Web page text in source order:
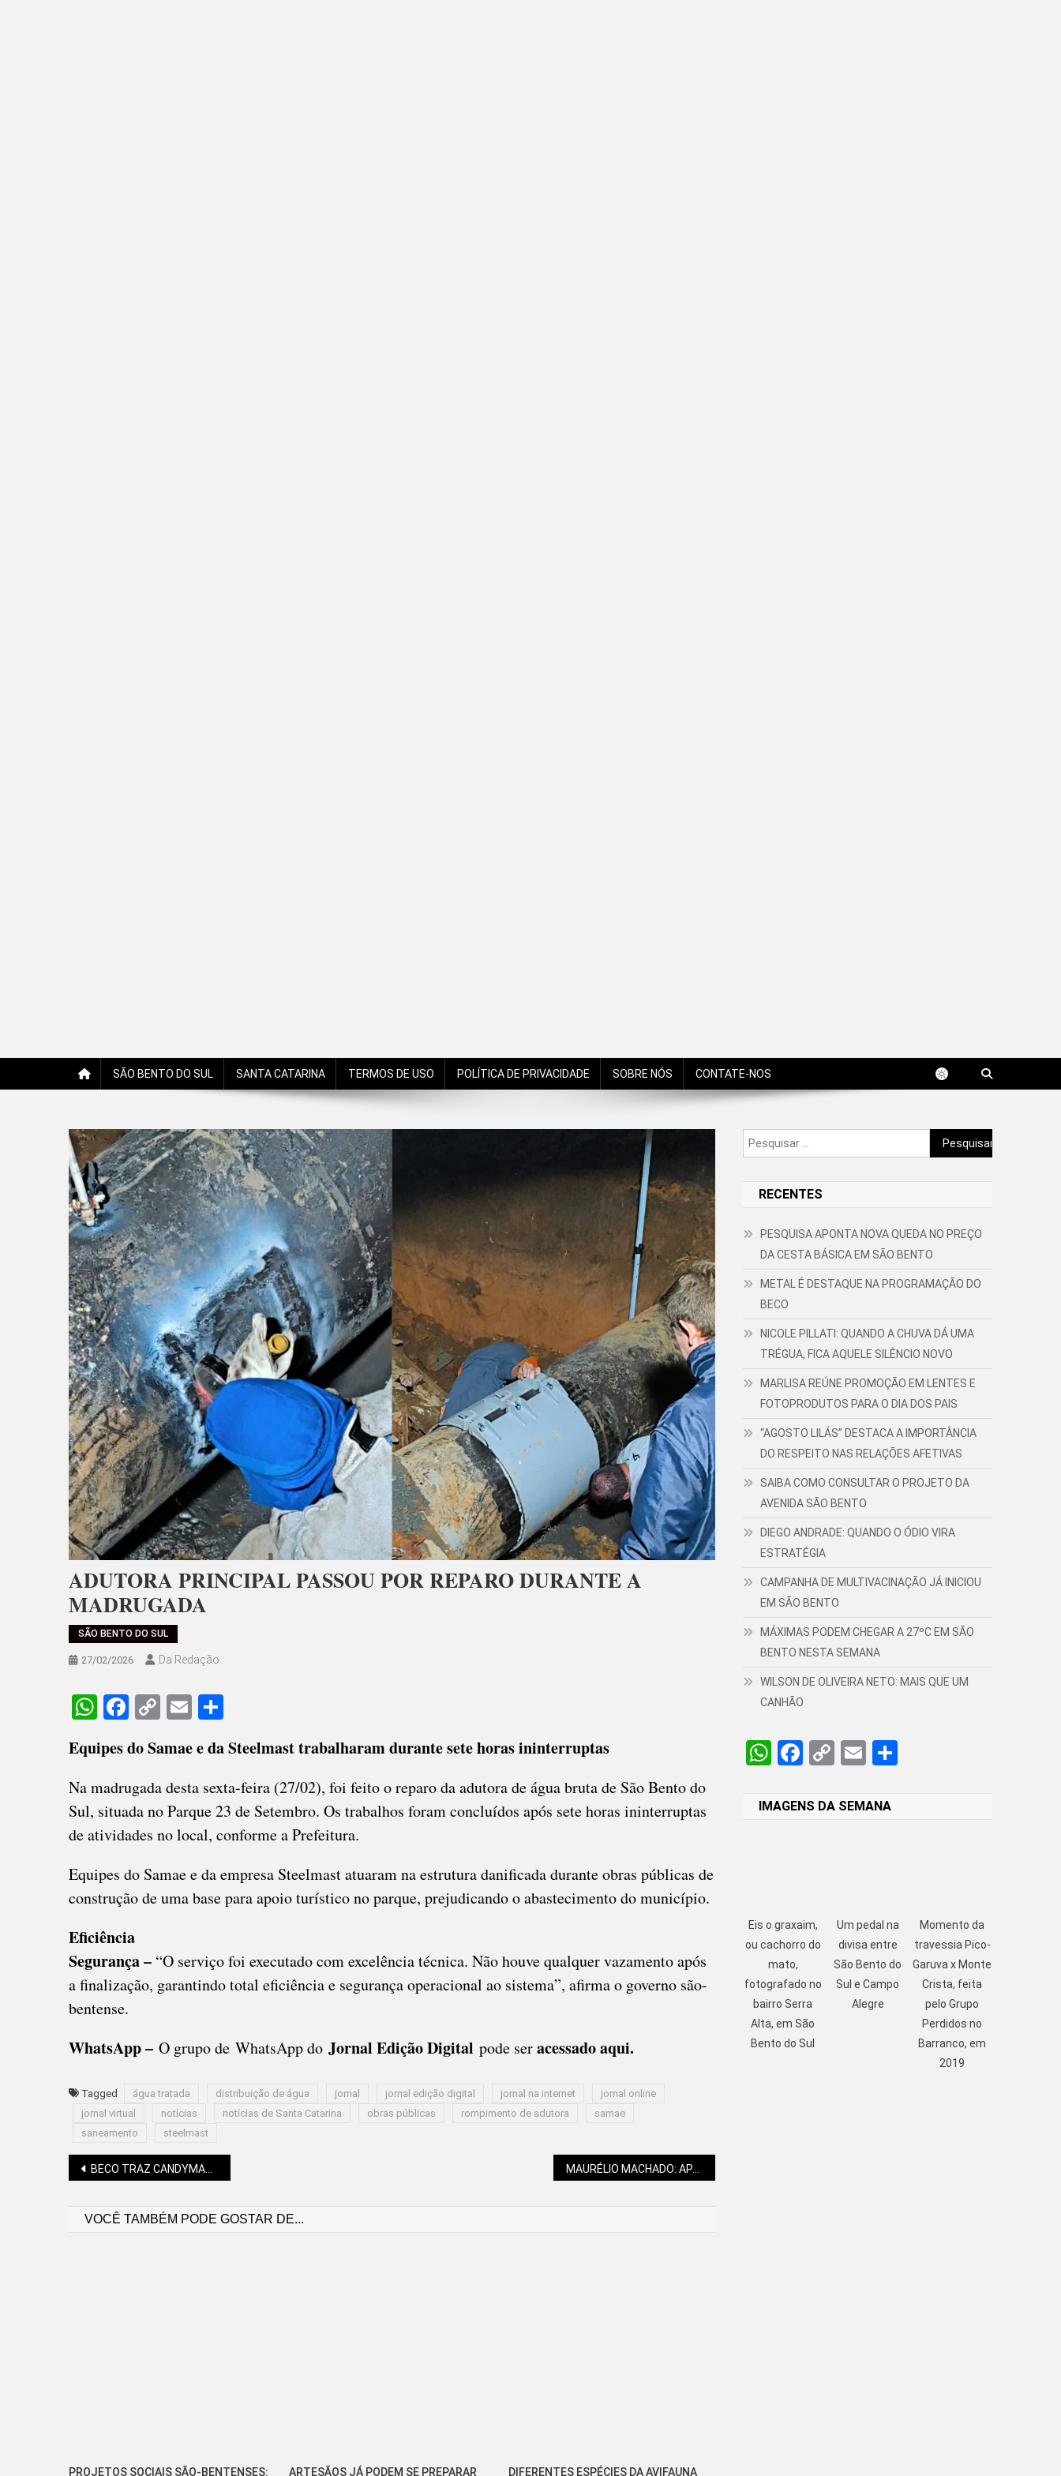
SÃO BENTO DO SUL SANTA CATARINA TERMOS DE USO POLÍTICA DE PRIVACIDADE SOBRE NÓS CONTATE-NOS
ADUTORA PRINCIPAL PASSOU POR REPARO DURANTE A
MADRUGADA
SÃO BENTO DO SUL
27/02/2026 Da Redação
WhatsApp
Facebook
CopyEmail
Equipes do Samae e da Steelmast trabalharam durante sete horas ininterruptas
Na madrugada desta sexta-feira (27/02), foi feito o reparo da adutora de água bruta de São Bento do
Sul, situada no Parque 23 de Setembro. Os trabalhos foram concluídos após sete horas ininterruptas
de atividades no local, conforme a Prefeitura.
Equipes do Samae e da empresa Steelmast atuaram na estrutura danificada durante obras públicas de
construção de uma base para apoio turístico no parque, prejudicando o abastecimento do município.
Eficiência
Segurança – “O serviço foi executado com excelência técnica. Não houve qualquer vazamento após
a finalização, garantindo total eficiência e segurança operacional ao sistema”, afirma o governo são-
bentense.
WhatsApp – O grupo de WhatsApp do Jornal Edição Digital pode seracessado aqui.
Tagged água tratada distribuição de água jornal jornal edição digital jornal na internet
jornal online
jornal virtual
notícias notícias de Santa Catarina obras públicas rompimento de adutora
samae
saneamento
steelmast
Navegação
BECO TRAZ CANDYMAN CLUB E OUTRAS ATRAÇÕES NESTA SEMANA
VOCÊ TAMBÉM PODE GOSTAR DE...
PROJETOS SOCIAIS SÃO-BENTENSES: ARTESÃOS JÁ PODEM SE PREPARAR DIFERENTES ESPÉCIES DA AVIFAUNA
Pesquisar
por:
RECENTES
PESQUISA APONTA NOVA QUEDA NO PREÇO
DA CESTA BÁSICA EM SÃO BENTO
METAL É DESTAQUE NA PROGRAMAÇÃO DO
BECO
NICOLE PILLATI: QUANDO A CHUVA DÁ UMA
TRÉGUA, FICA AQUELE SILÊNCIO NOVO
MARLISA REÚNE PROMOÇÃO EM LENTES E
FOTOPRODUTOS PARA O DIA DOS PAIS
“AGOSTO LILÁS” DESTACA A IMPORTÂNCIA
DO RESPEITO NAS RELAÇÕES AFETIVAS
SAIBA COMO CONSULTAR O PROJETO DA
AVENIDA SÃO BENTO
DIEGO ANDRADE: QUANDO O ÓDIO VIRA
ESTRATÉGIA
CAMPANHA DE MULTIVACINAÇÃO JÁ INICIOU
EM SÃO BENTO
MÁXIMAS PODEM CHEGAR A 27ºC EM SÃO
BENTO NESTA SEMANA
WILSON DE OLIVEIRA NETO: MAIS QUE UM
CANHÃO
WhatsApp
Facebook
CopyEmail
IMAGENS DA SEMANA
Eis o graxaim,
ou cachorro do
mato,
fotografado no
bairro Serra
Alta, em São
Bento do Sul
Um pedal na
divisa entre
São Bento do
Sul e Campo
Alegre
Momento da
travessia Pico-
Garuva x Monte
Crista, feita
pelo Grupo
Perdidos no
Barranco, em
2019